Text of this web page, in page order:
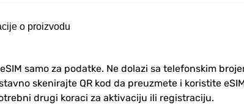
o proizvodu
samo za podatke. Ne dolazi sa telefonskim
skenirajte QR kod da preuzmete i koristite
drugi koraci za aktivaciju ili registraciju.